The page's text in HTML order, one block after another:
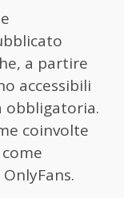
a partire
accessibili
obbligatoria.
coinvolte